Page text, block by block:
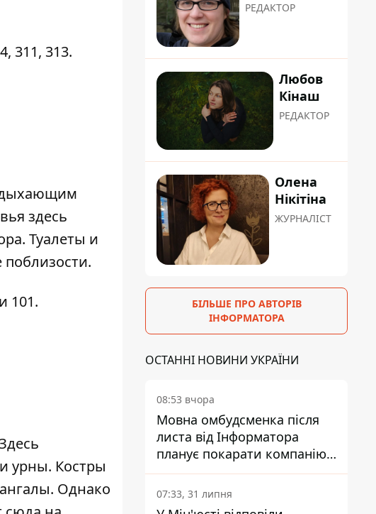
311, 313.
здесь
Туалеты и
101.
урны. Костры
Однако
РЕДАКТОР
Любов
Кінаш
РЕДАКТОР
Олена
Нікітіна
ЖУРНАЛІСТ
БІЛЬШЕ ПРО АВТОРІВ
ІНФОРМАТОРА
ОСТАННІ НОВИНИ УКРАЇНИ
08:53 вчора
Мовна омбудсменка після
листа від Інформатора
планує покарати компанію-
підрядника ПриватБанку
07:33, 31 липня